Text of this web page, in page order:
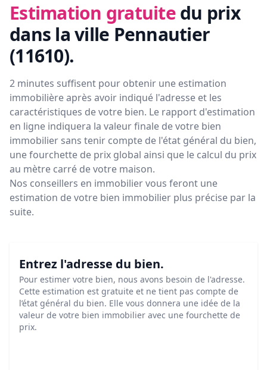
Estimation gratuite du prix
dans la ville Pennautier
(11610).
2 minutes suffisent pour obtenir une estimation
immobilière après avoir indiqué l'adresse et les
caractéristiques de votre bien. Le rapport d'estimation
en ligne indiquera la valeur finale de votre bien
immobilier sans tenir compte de l'état général du bien,
une fourchette de prix global ainsi que le calcul du prix
au mètre carré de votre maison.
Nos conseillers en immobilier vous feront une
estimation de votre bien immobilier plus précise par la
suite.
Entrez l'adresse du bien.
Pour estimer votre bien, nous avons besoin de l'adresse.
Cette estimation est gratuite et ne tient pas compte de
l’état général du bien. Elle vous donnera une idée de la
valeur de votre bien immobilier avec une fourchette de
prix.